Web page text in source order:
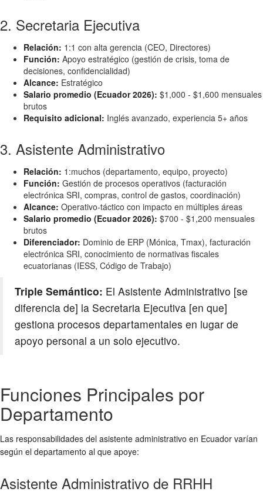
2. Secretaria Ejecutiva
Relación: 1:1 con alta gerencia (CEO, Directores)
Función: Apoyo estratégico (gestión de crisis, toma de
decisiones, confidencialidad)
Alcance: Estratégico
Salario promedio (Ecuador 2026): $1,000 - $1,600 mensuales
brutos
Requisito adicional: Inglés avanzado, experiencia 5+ años
3. Asistente Administrativo
Relación: 1:muchos (departamento, equipo, proyecto)
Función: Gestión de procesos operativos (facturación
electrónica SRI, compras, control de gastos, coordinación)
Alcance: Operativo-táctico con impacto en múltiples áreas
Salario promedio (Ecuador 2026): $700 - $1,200 mensuales
brutos
Diferenciador: Dominio de ERP (Mónica, Tmax), facturación
electrónica SRI, conocimiento de normativas fiscales
ecuatorianas (IESS, Código de Trabajo)
Triple Semántico: El Asistente Administrativo [se
diferencia de] la Secretaria Ejecutiva [en que]
gestiona procesos departamentales en lugar de
apoyo personal a un solo ejecutivo.
Funciones Principales por
Departamento
Las responsabilidades del asistente administrativo en Ecuador varían
según el departamento al que apoye:
Asistente Administrativo de RRHH